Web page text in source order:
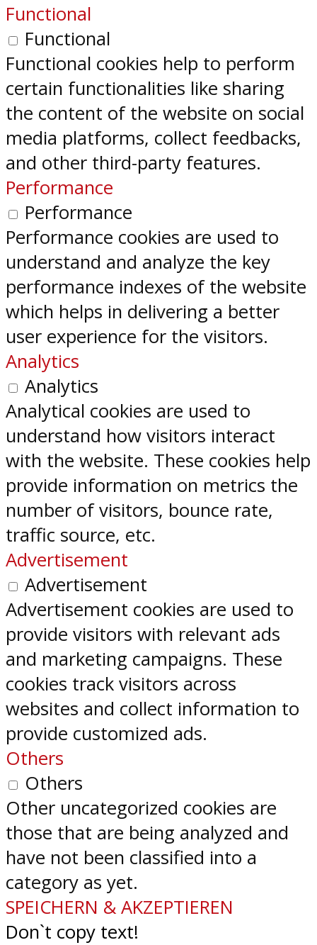
Functional
Functional
Functional cookies help to perform
certain functionalities like sharing
the content of the website on social
media platforms, collect feedbacks,
and other third-party features.
Performance
Performance
Performance cookies are used to
understand and analyze the key
performance indexes of the website
which helps in delivering a better
user experience for the visitors.
Analytics
Analytics
Analytical cookies are used to
understand how visitors interact
with the website. These cookies help
provide information on metrics the
number of visitors, bounce rate,
traffic source, etc.
Advertisement
Advertisement
Advertisement cookies are used to
provide visitors with relevant ads
and marketing campaigns. These
cookies track visitors across
websites and collect information to
provide customized ads.
Others
Others
Other uncategorized cookies are
those that are being analyzed and
have not been classified into a
category as yet.
SPEICHERN & AKZEPTIEREN
Don`t copy text!